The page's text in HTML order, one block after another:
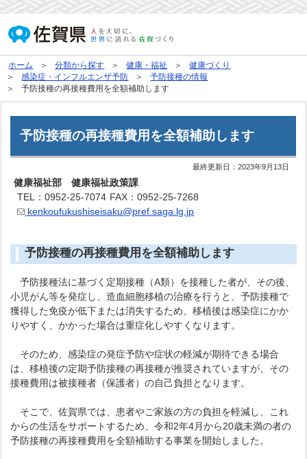
ホーム 分類から探す 健康・福祉
健康づくり
感染症・インフルエンザ予防
予防接種の情報
予防接種の再接種費用を全額補助します
予防接種の再接種費用を全額補助します
最終更新日：2023年9月13日
健康福祉部 健康福祉政策課
TEL：0952-25-7074 FAX：0952-25-7268
kenkoufukushiseisaku@pref.saga.lg.jp
予防接種の再接種費用を全額補助します
予防接種法に基づく定期接種（A類）を接種した者が、その後、
小児がん等を発症し、造血細胞移植の治療を行うと、予防接種で
獲得した免疫が低下または消失するため、移植後は感染症にかか
りやすく、かかった場合は重症化しやすくなります。
そのため、感染症の発症予防や症状の軽減が期待できる場合
は、移植後の定期予防接種の再接種が推奨されていますが、その
接種費用は被接種者（保護者）の自己負担となります。
そこで、佐賀県では、患者やご家族の方の負担を軽減し、これ
からの生活をサポートするため、令和2年4月から20歳未満の者の
予防接種の再接種費用を全額補助する事業を開始しました。